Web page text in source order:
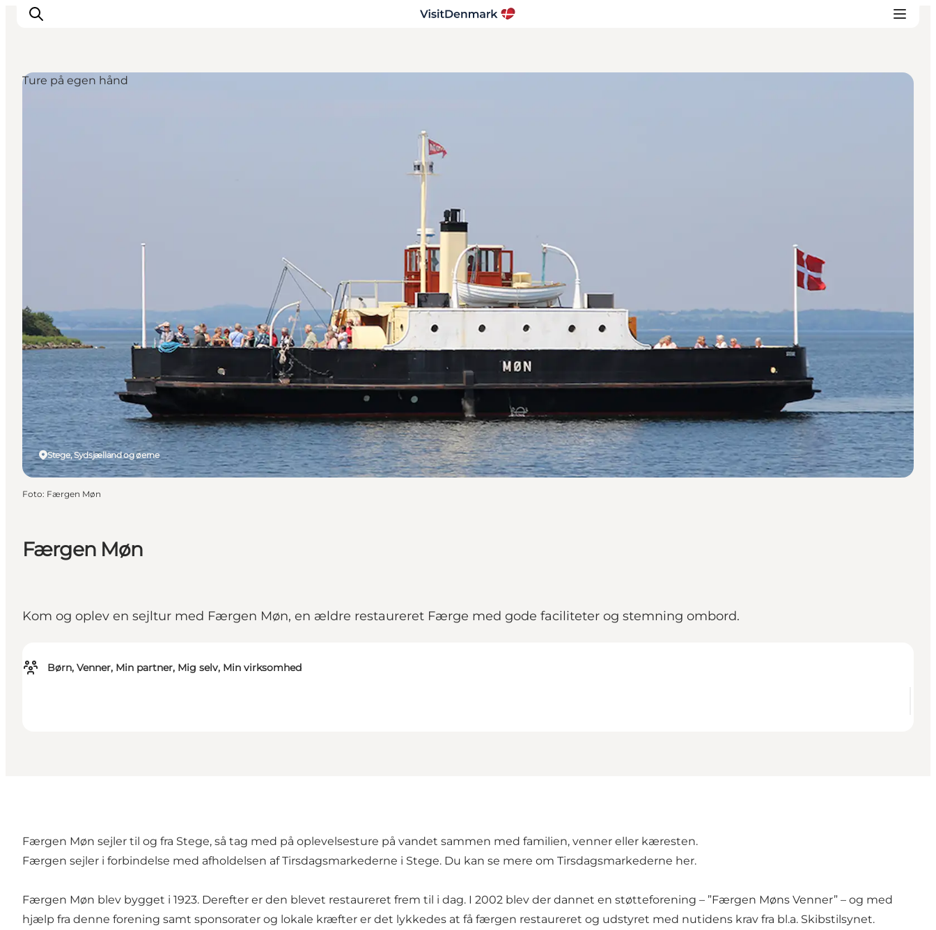
Færgen Møn
Kom og oplev en sejltur med Færgen Møn, en ældre restaureret Færge med gode faciliteter og stemning ombord.
Børn, Venner, Min partner, Mig selv, Min virksomhed
Stege, Sydsjælland og øerne
Ture på egen hånd
Foto: Færgen Møn
Færgen Møn sejler til og fra Stege, så tag med på oplevelsesture på vandet sammen med familien, venner eller kæresten.
Færgen sejler i forbindelse med afholdelsen af Tirsdagsmarkederne i Stege. Du kan se mere om Tirsdagsmarkederne her.
Færgen Møn blev bygget i 1923. Derefter er den blevet restaureret frem til i dag. I 2002 blev der dannet en støtteforening – ”Færgen Møns Venner” – og med
hjælp fra denne forening samt sponsorater og lokale kræfter er det lykkedes at få færgen restaureret og udstyret med nutidens krav fra bl.a. Skibstilsynet.